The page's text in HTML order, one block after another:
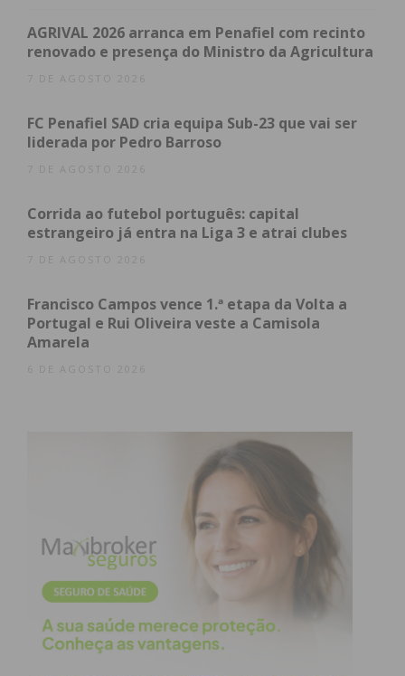
Subscreva a newsletter do
Imediato
obtenha de forma regular a informação
condições
AGRIVAL 2026 arranca em Penafiel com recinto
renovado e presença do Ministro da Agricultura
7 DE AGOSTO 2026
FC Penafiel SAD cria equipa Sub-23 que vai ser
liderada por Pedro Barroso
7 DE AGOSTO 2026
Corrida ao futebol português: capital
estrangeiro já entra na Liga 3 e atrai clubes
7 DE AGOSTO 2026
Francisco Campos vence 1.ª etapa da Volta a
Portugal e Rui Oliveira veste a Camisola
Amarela
6 DE AGOSTO 2026